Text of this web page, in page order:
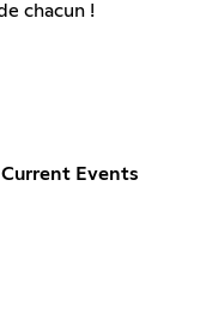
chacun !
Current Events